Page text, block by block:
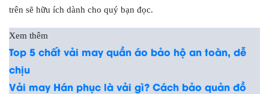
trên sẽ hữu ích dành cho quý bạn đọc.
Xem thêm
Top 5 chất vải may quần áo bảo hộ an toàn, dễ
chịu
Vải may Hán phục là vải gì? Cách bảo quản đồ